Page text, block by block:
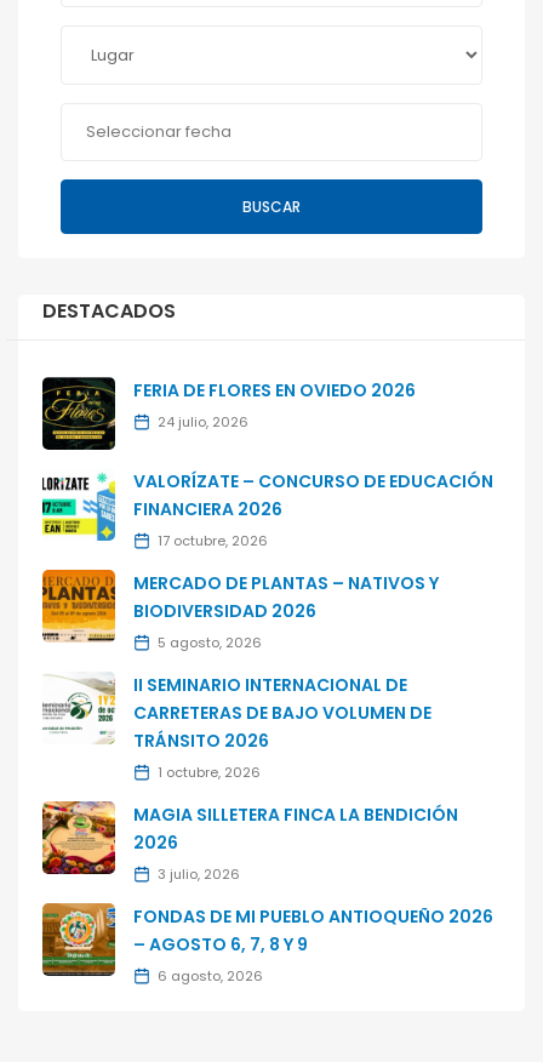
BUSCAR
DESTACADOS
FERIA DE FLORES EN OVIEDO 2026
24 julio, 2026
VALORÍZATE – CONCURSO DE EDUCACIÓN
FINANCIERA 2026
17 octubre, 2026
MERCADO DE PLANTAS – NATIVOS Y
BIODIVERSIDAD 2026
5 agosto, 2026
II SEMINARIO INTERNACIONAL DE
CARRETERAS DE BAJO VOLUMEN DE
TRÁNSITO 2026
1 octubre, 2026
MAGIA SILLETERA FINCA LA BENDICIÓN
2026
3 julio, 2026
FONDAS DE MI PUEBLO ANTIOQUEÑO 2026
– AGOSTO 6, 7, 8 Y 9
6 agosto, 2026